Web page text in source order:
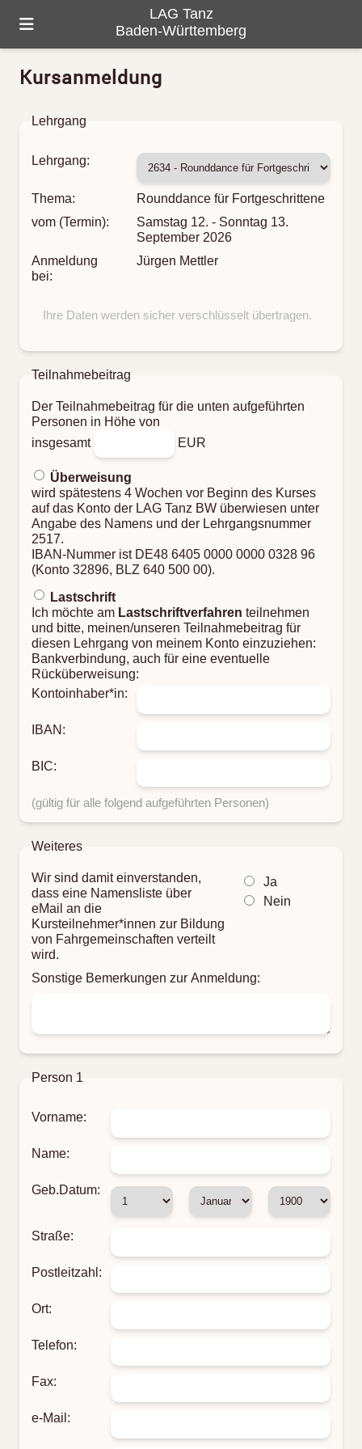
LAG Tanz
Baden-Württemberg
HOME
ÜBER UNS
TANZ-LANDKARTE
KONTAKTE
Kursanmeldung
Lehrgang
Lehrgang:
Thema:
Rounddance für Fortgeschrittene
vom (Termin):
Samstag 12. - Sonntag 13.
September 2026
Anmeldung
bei:
Jürgen Mettler
Ihre Daten werden sicher verschlüsselt übertragen.
Teilnahmebeitrag
Der Teilnahmebeitrag für die unten aufgeführten
Personen in Höhe von
insgesamt
EUR
Überweisung
wird spätestens 4 Wochen vor Beginn des Kurses
auf das Konto der LAG Tanz BW überwiesen unter
Angabe des Namens und der Lehrgangsnummer
2517.
IBAN-Nummer ist DE48 6405 0000 0000 0328 96
(Konto 32896, BLZ 640 500 00).
Lastschrift
Ich möchte am Lastschriftverfahren
und bitte, meinen/unseren Teilnahmebeitrag für
diesen Lehrgang von meinem Konto einzuziehen:
Bankverbindung, auch für eine eventuelle
Rücküberweisung:
Kontoinhaber*in:
IBAN:
BIC:
(gültig für alle folgend aufgeführten Personen)
Weiteres
Wir sind damit einverstanden,
dass eine Namensliste über
eMail an die
Kursteilnehmer*innen zur Bildung
von Fahrgemeinschaften verteilt
wird.
Ja
Nein
Sonstige Bemerkungen zur Anmeldung:
Person 1
Vorname:
Name:
Geb.Datum:
Straße:
Postleitzahl:
Ort:
Telefon:
Fax:
e-Mail: